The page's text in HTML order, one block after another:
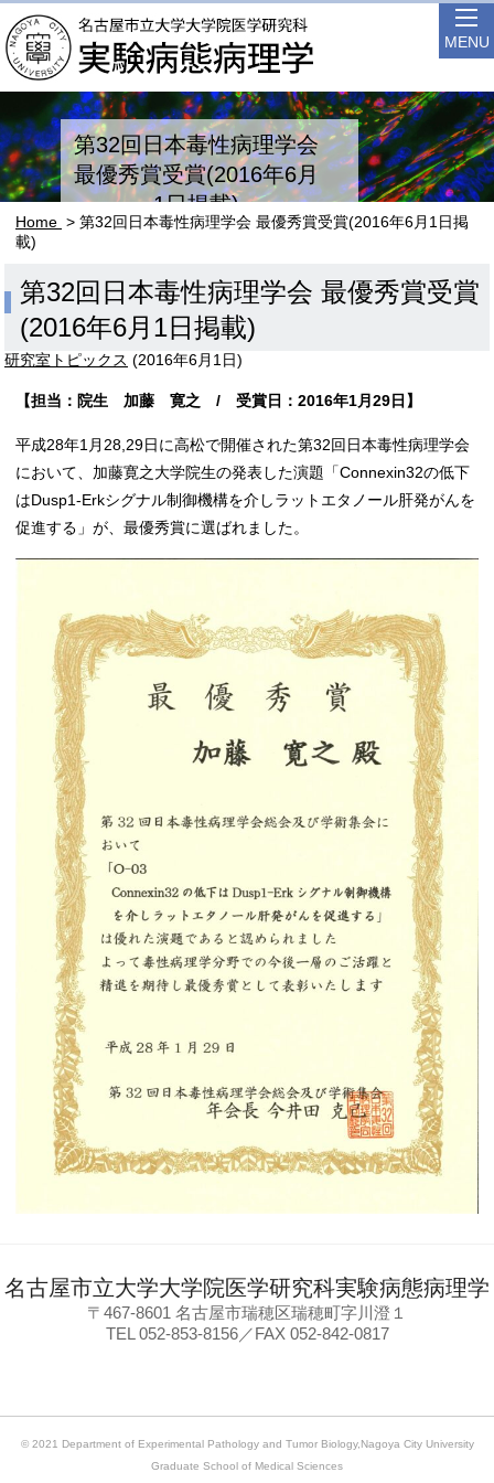
MENU
第32回日本毒性病理学会
最優秀賞受賞(2016年6月
1日掲載)
Home > 第32回日本毒性病理学会 最優秀賞受賞(2016年6月1日掲
載)
第32回日本毒性病理学会 最優秀賞受賞
(2016年6月1日掲載)
研究室トピックス (2016年6月1日)
【担当：院生 加藤 寛之 / 受賞日：2016年1月29日】
平成28年1月28,29日に高松で開催された第32回日本毒性病理学会
において、加藤寛之大学院生の発表した演題「Connexin32の低下
はDusp1-Erkシグナル制御機構を介しラットエタノール肝発がんを
促進する」が、最優秀賞に選ばれました。
名古屋市立大学大学院医学研究科実験病態病理学
〒467-8601 名古屋市瑞穂区瑞穂町字川澄１
TEL 052-853-8156／FAX 052-842-0817
© 2021 Department of Experimental Pathology and Tumor Biology,Nagoya City University
Graduate School of Medical Sciences